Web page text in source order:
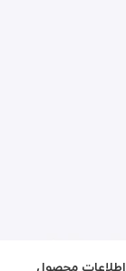
اطلاعات محصول